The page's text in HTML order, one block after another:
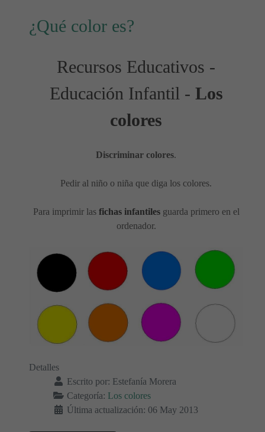
¿Qué color es?
Recursos Educativos -
Educación Infantil - Los
colores
Discriminar colores.
Pedir al niño o niña que diga los colores.
Para imprimir las fichas infantilesguarda primero en el
ordenador.
Detalles
Escrito por: Estefanía Morera
Categoría: Los colores
Última actualización: 06 May 2013